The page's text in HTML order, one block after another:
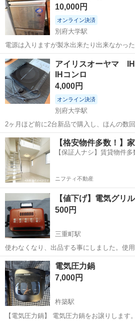
10,000円
オンライン決済
別府大学駅
電源は入りますが製氷出来たり出来なかっ
の出来る方いかがですか？ 現在製氷出来て
願いします。 ノークレームノーリターンで
に来れる方優先でヨロシク。 オ...
大分 別府市 別府大学駅 キッチ
アイリスオーヤマ
IHコンロ
4,000円
オンライン決済
別府大学駅
2ヶ月ほど前に2台新品で購入し、ほんの数
スコンロに切り替えたので、ほぼ新品のま
し埃ありますが、お渡しする際は綺麗にした状態
ございます。 6000円ほど...
大分 別府市 別府大学駅 キッチ
【格安物件多数！】
【保証人ナシ】賃貸物件多
ニフティ不動産
【値下げ】電気グリル
500円
三重町駅
使わなくなり、出品する事にしました。使
通りですが、お渡しの時には、できる限り
いと思ってます。上部は色アセもしていま
らご検討よろしくお願いします。
大分 豊後大野市 三重町駅
電気圧力鍋
7,000円
杵築駅
【電気圧力鍋】 電気圧力鍋をお譲りします。 ・メーカー：Panasonic